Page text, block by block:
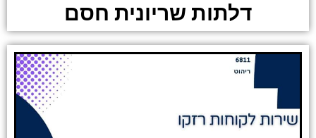
דלתות שריונית חסם